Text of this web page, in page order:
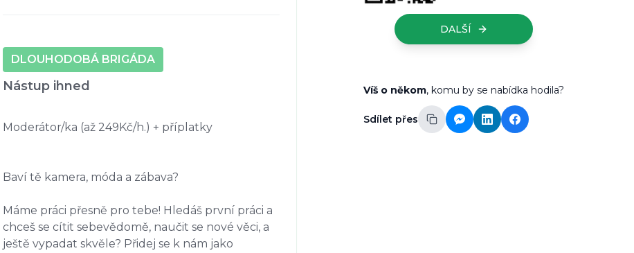
DLOUHODOBÁ BRIGÁDA
Nástup ihned
Moderátor/ka (až 249Kč/h.) + příplatky
Baví tě kamera, móda a zábava?
Máme práci přesně pro tebe! Hledáš první práci a
chceš se cítit sebevědomě, naučit se nové věci, a
ještě vypadat skvěle? Přidej se k nám jako
DALŠÍ
Víš o někom, komu by se nabídka hodila?
Sdílet přes